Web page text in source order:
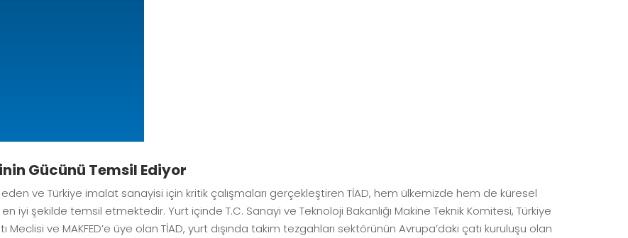
Gücünü Temsil Ediyor
ve Türkiye imalat sanayisi için kritik çalışmaları gerçekleştiren TİAD, hem ülkemizde hem de küresel
iyi şekilde temsil etmektedir. Yurt içinde T.C. Sanayi ve Teknoloji Bakanlığı Makine Teknik Komitesi, Türkiye
ve MAKFED’e üye olan TİAD, yurt dışında takım tezgahları sektörünün Avrupa’daki çatı kuruluşu olan